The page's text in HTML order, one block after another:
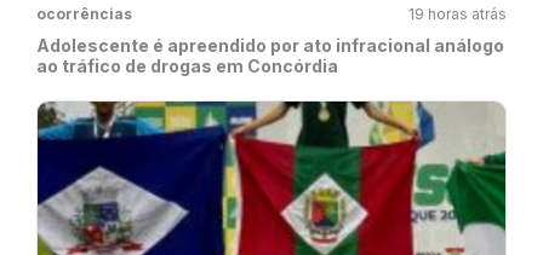
ocorrências 19 horas atrás
Adolescente é apreendido por ato infracional análogo
ao tráfico de drogas em Concórdia